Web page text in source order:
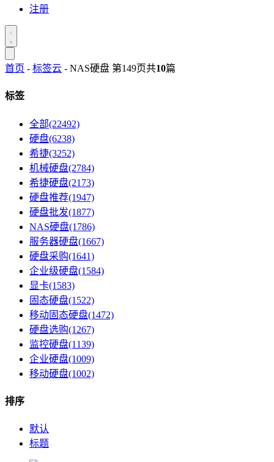
注册
首页 - 标签云 - NAS硬盘 第149页共10篇
标签
全部(22492)
硬盘(6238)
希捷(3252)
机械硬盘(2784)
希捷硬盘(2173)
硬盘推荐(1947)
硬盘批发(1877)
NAS硬盘(1786)
服务器硬盘(1667)
硬盘采购(1641)
企业级硬盘(1584)
显卡(1583)
固态硬盘(1522)
移动固态硬盘(1472)
硬盘选购(1267)
监控硬盘(1139)
企业硬盘(1009)
移动硬盘(1002)
排序
默认
标题